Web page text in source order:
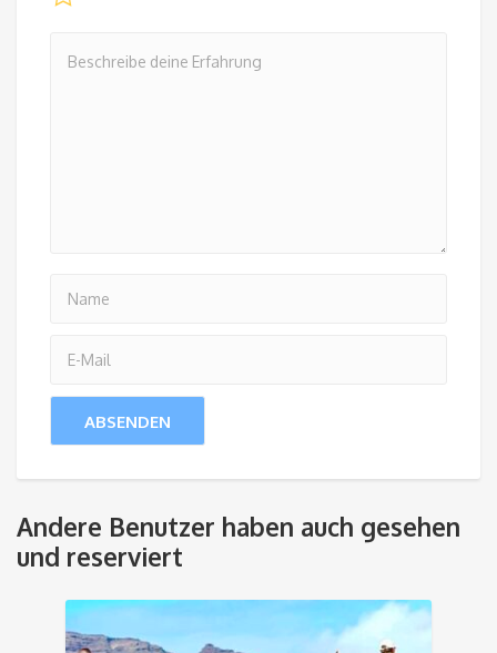
Andere Benutzer haben auch gesehen
und reserviert